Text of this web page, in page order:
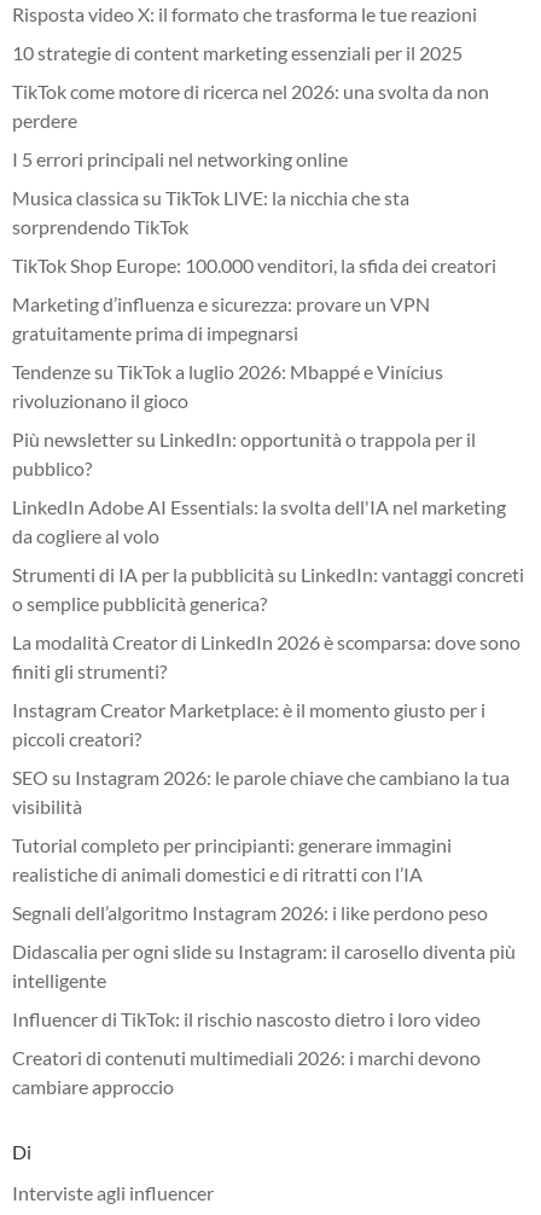
Risposta video X: il formato che trasforma le tue reazioni
10 strategie di content marketing essenziali per il 2025
TikTok come motore di ricerca nel 2026: una svolta da non
perdere
I 5 errori principali nel networking online
Musica classica su TikTok LIVE: la nicchia che sta
sorprendendo TikTok
TikTok Shop Europe: 100.000 venditori, la sfida dei creatori
Marketing d’influenza e sicurezza: provare un VPN
gratuitamente prima di impegnarsi
Tendenze su TikTok a luglio 2026: Mbappé e Vinícius
rivoluzionano il gioco
Più newsletter su LinkedIn: opportunità o trappola per il
pubblico?
LinkedIn Adobe AI Essentials: la svolta dell'IA nel marketing
da cogliere al volo
Strumenti di IA per la pubblicità su LinkedIn: vantaggi concreti
o semplice pubblicità generica?
La modalità Creator di LinkedIn 2026 è scomparsa: dove sono
finiti gli strumenti?
Instagram Creator Marketplace: è il momento giusto per i
piccoli creatori?
SEO su Instagram 2026: le parole chiave che cambiano la tua
visibilità
Tutorial completo per principianti: generare immagini
realistiche di animali domestici e di ritratti con l’IA
Segnali dell’algoritmo Instagram 2026: i like perdono peso
Didascalia per ogni slide su Instagram: il carosello diventa più
intelligente
Influencer di TikTok: il rischio nascosto dietro i loro video
Creatori di contenuti multimediali 2026: i marchi devono
cambiare approccio
Di
Interviste agli influencer